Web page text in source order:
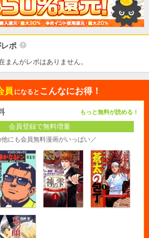
ポ
まんがレポはありません。
員 になると こんなにお得！
もっと無料が読める！
会員登録で無料増量
他にも会員無料漫画がいっぱい／